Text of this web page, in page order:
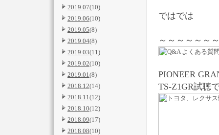
2019.07(10)
2019.06(10)
2019.05(8)
2019.04(8)
2019.03(11)
2019.02(10)
2019.01(8)
2018.12(14)
2018.11(12)
2018.10(12)
2018.09(17)
2018.08(10)
ではでは
～～～～～～
PIONEER
TS-Z1GR試聴